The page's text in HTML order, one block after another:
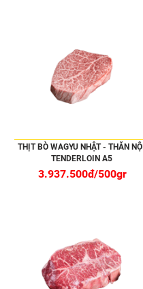
THỊT BÒ WAGYU NHẬT - THĂN NỘI
TENDERLOIN A5
3.937.500đ/500gr